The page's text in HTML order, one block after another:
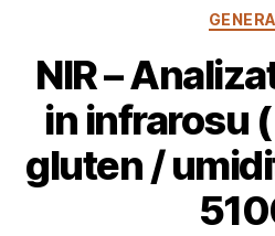
NIR –
in infrarosu
gluten /